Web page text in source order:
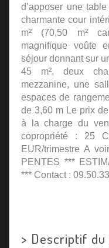
d’apposer une
charmante cour
m² (70,50 m²
magnifique voûte
séjour donnant sur
45 m², deux
mezzanine, une
espaces de
de 3,60 m Le prix
à la charge du
copropriété : 25
EUR/trimestre A
PENTES ***
*** Contact :
> Descriptif du